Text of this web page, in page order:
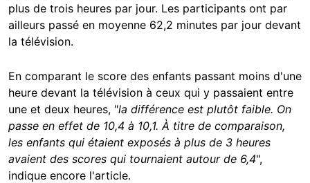
plus de trois heures par jour. Les participants ont par
ailleurs passé en moyenne 62,2 minutes par jour devant
la télévision.
En comparant le score des enfants passant moins d'une
heure devant la télévision à ceux qui y passaient entre
une et deux heures, "la différence est plutôt faible. On
passe en effet de 10,4 à 10,1. À titre de comparaison,
les enfants qui étaient exposés à plus de 3 heures
avaient des scores qui tournaient autour de 6,4",
indique encore l'article.